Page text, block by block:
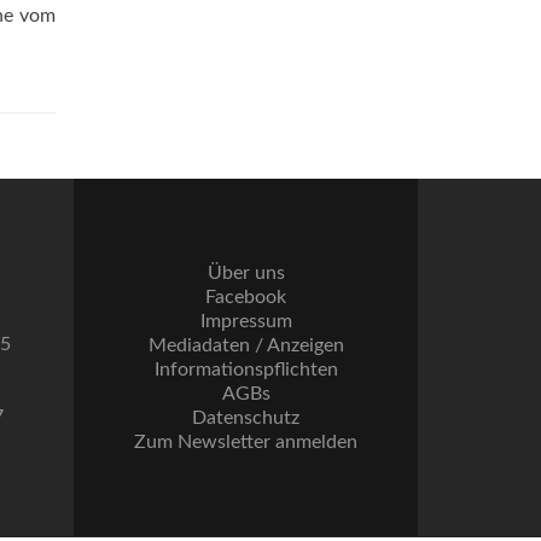
vom
Über uns
Facebook
Impressum
Mediadaten / Anzeigen
Informationspflichten
AGBs
Datenschutz
Zum Newsletter anmelden